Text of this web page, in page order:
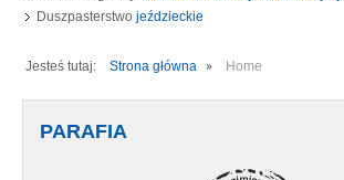
Duszpasterstwo jeździeckie
Jesteś tutaj: Strona główna Home
PARAFIA